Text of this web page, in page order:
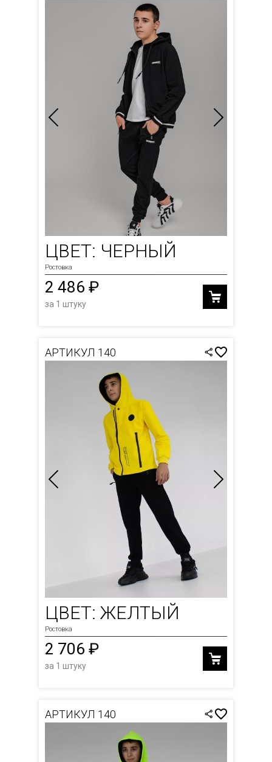
ЦВЕТ: ЧЕРНЫЙ
Ростовка
2 486 ₽
за 1 штуку
АРТИКУЛ 140
ЦВЕТ: ЖЕЛТЫЙ
Ростовка
2 706 ₽
за 1 штуку
АРТИКУЛ 140